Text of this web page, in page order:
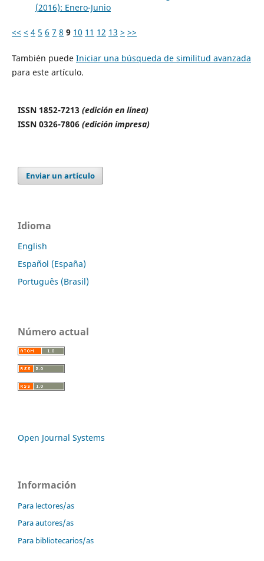
(2016): Enero-Junio
<< < 4 5 6 7 8 9 10 11 12 13 > >>
También puede Iniciar una búsqueda de similitud avanzada
para este artículo.
ISSN 1852-7213 (edición en línea)
ISSN 0326-7806 (edición impresa)
Enviar un artículo
Idioma
English
Español (España)
Português (Brasil)
Número actual
Open Journal Systems
Información
Para lectores/as
Para autores/as
Para bibliotecarios/as